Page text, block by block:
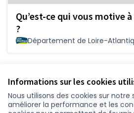
Informations sur les cookies
Nous utilisons des cookies sur notre
améliorer la performance et les
Qu’est-ce qui vous motive
?
Département de Loire-
Conditions d'utilisation